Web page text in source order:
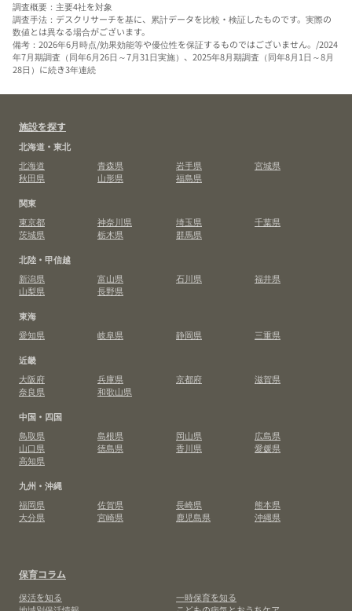
調査概要：主要4社を対象
調査手法：デスクリサーチを基に、累計データを比較・検証したものです。実際の
数値とは異なる場合がございます。
備考：2026年6月時点/効果効能等や優位性を保証するものではございません。/2024
年7月期調査（同年6月26日～7月31日実施）、2025年8月期調査（同年8月1日～8月
28日）に続き3年連続
施設を探す
北海道・東北
北海道
青森県 岩手県
宮城県
秋田県
山形県
福島県
関東
東京都
神奈川県 埼玉県
千葉県
茨城県
栃木県
群馬県
北陸・甲信越
新潟県
富山県 石川県
福井県
山梨県
長野県
東海
愛知県
岐阜県 静岡県
三重県
近畿
大阪府
兵庫県 京都府
滋賀県
奈良県
和歌山県
中国・四国
鳥取県
島根県 岡山県
広島県
山口県
徳島県 香川県
愛媛県
高知県
九州・沖縄
福岡県
佐賀県 長崎県
熊本県
大分県
宮崎県 鹿児島県 沖縄県
保育コラム
保活を知る
一時保育を知る